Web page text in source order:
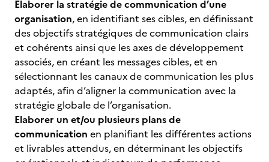
Elaborer la stratégie de communication d’une
organisation, en identifiant ses cibles, en définissant
des objectifs stratégiques de communication clairs
et cohérents ainsi que les axes de développement
associés, en créant les messages cibles, et en
sélectionnant les canaux de communication les plus
adaptés, afin d’aligner la communication avec la
stratégie globale de l’organisation.
Elaborer un et/ou plusieurs plans de
communication en planifiant les différentes actions
et livrables attendus, en déterminant les objectifs